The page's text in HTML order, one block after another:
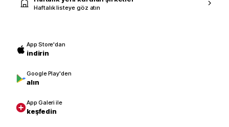
Haftalık listeye göz atın
App Store'dan
indirin
Google Play'den
alın
App Galeri ile
keşfedin